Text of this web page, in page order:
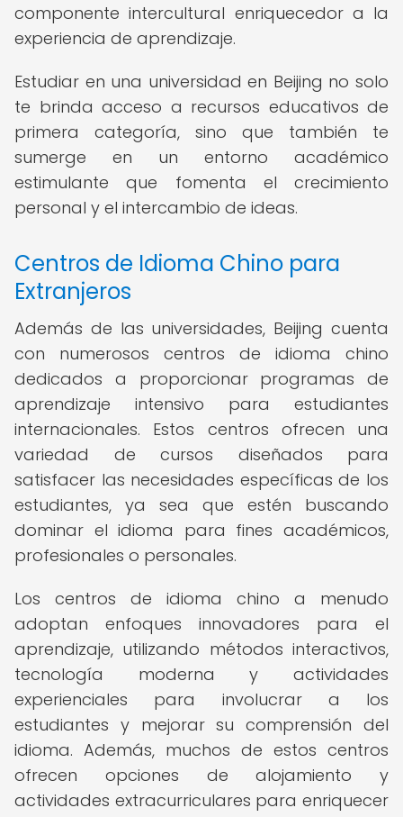
componente intercultural enriquecedor a la
experiencia de aprendizaje.
Estudiar en una universidad en Beijing no solo
te brinda acceso a recursos educativos de
primera categoría, sino que también te
sumerge en un entorno académico
estimulante que fomenta el crecimiento
personal y el intercambio de ideas.
Centros de Idioma Chino para
Extranjeros
Además de las universidades, Beijing cuenta
con numerosos centros de idioma chino
dedicados a proporcionar programas de
aprendizaje intensivo para estudiantes
internacionales. Estos centros ofrecen una
variedad de cursos diseñados para
satisfacer las necesidades específicas de los
estudiantes, ya sea que estén buscando
dominar el idioma para fines académicos,
profesionales o personales.
Los centros de idioma chino a menudo
adoptan enfoques innovadores para el
aprendizaje, utilizando métodos interactivos,
tecnología moderna y actividades
experienciales para involucrar a los
estudiantes y mejorar su comprensión del
idioma. Además, muchos de estos centros
ofrecen opciones de alojamiento y
actividades extracurriculares para enriquecer